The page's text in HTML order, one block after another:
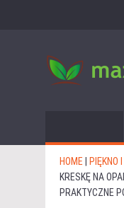
HOME PIĘKNO
KRESKĘ NA
PRAKTYCZNE